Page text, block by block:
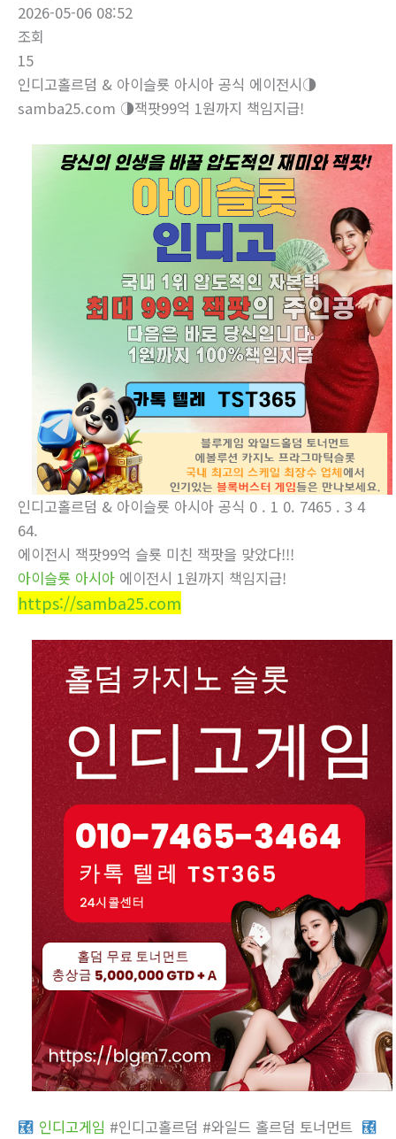
2026-05-06 08:52
조회
15
인디­고홀르덤 & 아이슬룟 아시아 공식 에이전시◑
samba25.com ◑잭­팟99억 1원까지 책임지급!
인디­고홀르덤 & 아이슬룟 아시아 공식 0 . 1 0. 7465 . 3 4
64.
에이전시 잭­팟99억 슬룟 미친 잭­팟을 맞았다!!!
아이슬룟 아시아 에이전시 1원까지 책임지급!
https://samba25.com
인디­고게­임 #인디­고홀르덤 #와일드 홀르덤 토너먼트